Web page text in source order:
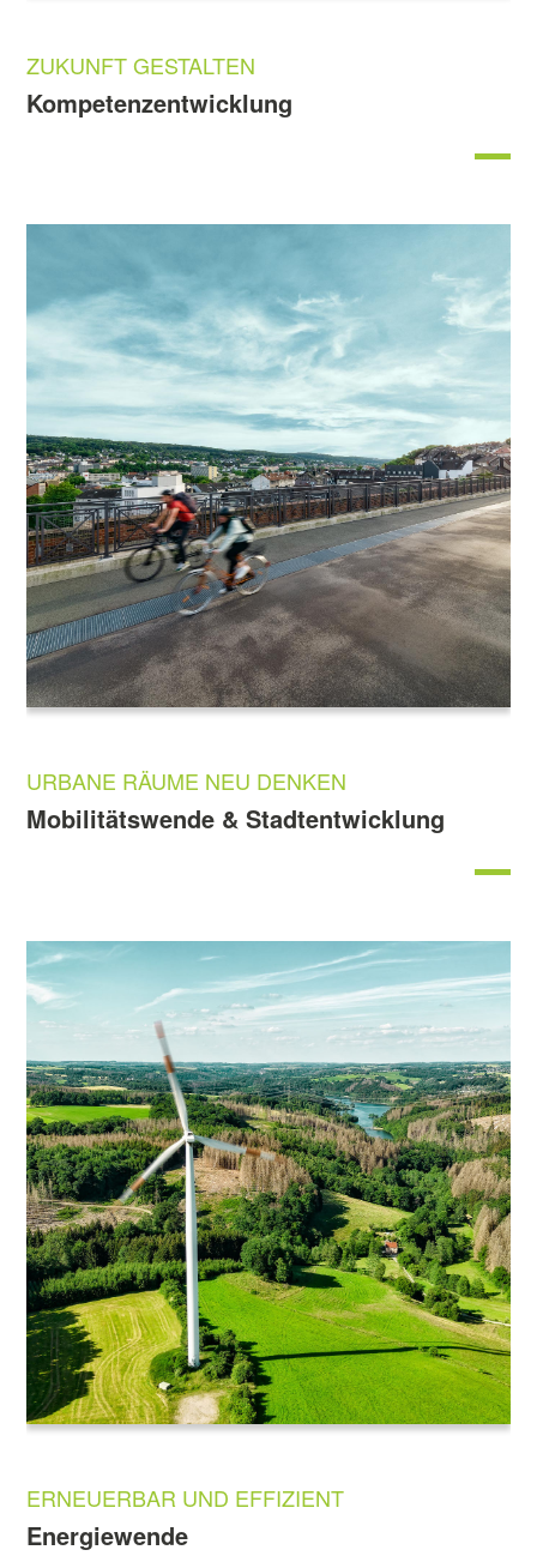
ZUKUNFT GESTALTEN
Kompetenzentwicklung
URBANE RÄUME NEU DENKEN
Mobilitätswende & Stadtentwicklung
ERNEUERBAR UND EFFIZIENT
Energiewende